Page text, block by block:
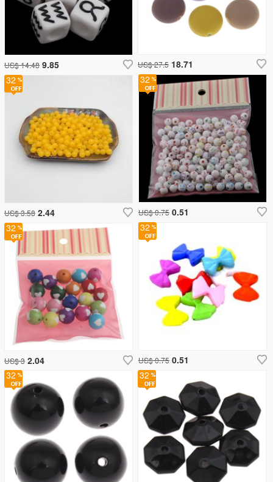
32
US$ 0.75 0.51
US$ 27.5 18.71
US$ 14.48 9.85
32
US$ 0.75 0.51
32
US$ 3.58 2.44
32
32
US$ 3 2.04
32